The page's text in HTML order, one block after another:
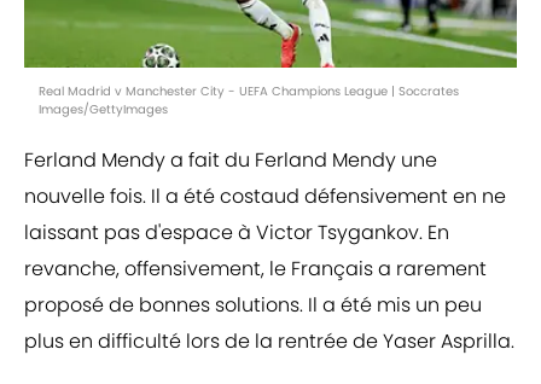
Real Madrid v Manchester City - UEFA Champions League | Soccrates
Images/GettyImages
Ferland Mendy a fait du Ferland Mendy une
nouvelle fois. Il a été costaud défensivement en ne
laissant pas d'espace à Victor Tsygankov. En
revanche, offensivement, le Français a rarement
proposé de bonnes solutions. Il a été mis un peu
plus en difficulté lors de la rentrée de Yaser Asprilla.